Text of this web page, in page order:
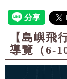
【島嶼飛
導覽（6-